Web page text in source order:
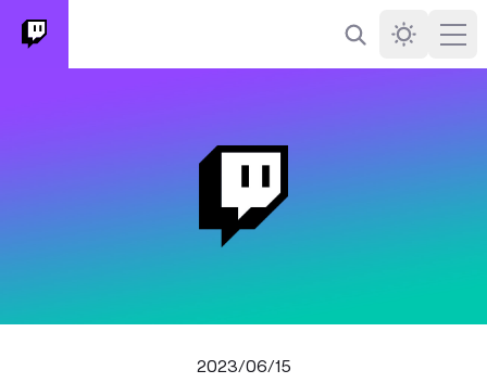
検索
Darkmode
2023/06/15